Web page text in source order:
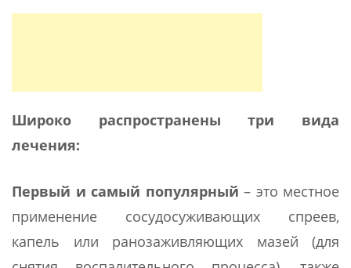
Широко распространены три вида
лечения:
Первый и самый популярный – это местное
применение сосудосуживающих спреев,
капель или ранозаживляющих мазей (для